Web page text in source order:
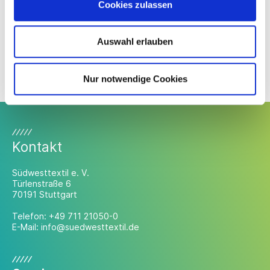
Cookies zulassen
Auswahl erlauben
Nur notwendige Cookies
Kontakt
Südwesttextil e. V.
Türlenstraße 6
70191 Stuttgart
Telefon: +49 711 21050-0
E-Mail: info@suedwesttextil.de